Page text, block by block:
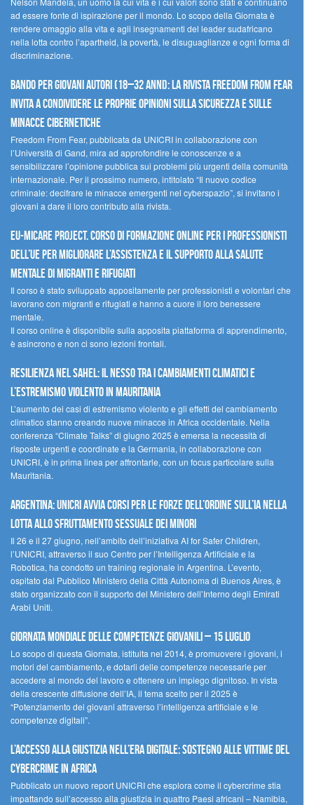
ad essere fonte di ispirazione per il mondo. Lo scopo della Giornata è
rendere omaggio alla vita e agli insegnamenti del leader sudafricano
nella lotta contro l’apartheid, la povertà, le disuguaglianze e ogni forma di
discriminazione.
Bando per giovani autori (18–32 anni): la Rivista Freedom From Fear
invita a condividere le proprie opinioni sulla sicurezza e sulle
minacce cibernetiche
Freedom From Fear, pubblicata da UNICRI in collaborazione con
l’Università di Gand, mira ad approfondire le conoscenze e a
sensibilizzare l’opinione pubblica sui problemi più urgenti della comunità
internazionale. Per il prossimo numero, intitolato “Il nuovo codice
criminale: decifrare le minacce emergenti nel cyberspazio”, si invitano i
giovani a dare il loro contributo alla rivista.
EU-MiCare Project. Corso di formazione online per i professionisti
dell’UE per migliorare l’assistenza e il supporto alla salute
mentale di migranti e rifugiati
Il corso è stato sviluppato appositamente per professionisti e volontari che
lavorano con migranti e rifugiati e hanno a cuore il loro benessere
mentale.
Il corso online è disponibile sulla apposita piattaforma di apprendimento,
è asincrono e non ci sono lezioni frontali.
Resilienza nel Sahel: il nesso tra i cambiamenti climatici e
l’estremismo violento in Mauritania
L’aumento dei casi di estremismo violento e gli effetti del cambiamento
climatico stanno creando nuove minacce in Africa occidentale. Nella
conferenza “Climate Talks” di giugno 2025 è emersa la necessità di
risposte urgenti e coordinate e la Germania, in collaborazione con
UNICRI, è in prima linea per affrontarle, con un focus particolare sulla
Mauritania.
Argentina: UNICRI avvia corsi per le forze dell’ordine sull’IA nella
lotta allo sfruttamento sessuale dei minori
Il 26 e il 27 giugno, nell’ambito dell’iniziativa AI for Safer Children,
l’UNICRI, attraverso il suo Centro per l’Intelligenza Artificiale e la
Robotica, ha condotto un training regionale in Argentina. L’evento,
ospitato dal Pubblico Ministero della Città Autonoma di Buenos Aires, è
stato organizzato con il supporto del Ministero dell’Interno degli Emirati
Arabi Uniti.
Giornata Mondiale delle Competenze Giovanili – 15 luglio
Lo scopo di questa Giornata, istituita nel 2014, è promuovere i giovani, i
motori del cambiamento, e dotarli delle competenze necessarie per
accedere al mondo del lavoro e ottenere un impiego dignitoso. In vista
della crescente diffusione dell’IA, il tema scelto per il 2025 è
“Potenziamento dei giovani attraverso l’intelligenza artificiale e le
competenze digitali”.
L’accesso alla giustizia nell’era digitale: sostegno alle vittime del
cybercrime in Africa
Pubblicato un nuovo report UNICRI che esplora come il cybercrime stia
impattando sull’accesso alla giustizia in quattro Paesi africani – Namibia,